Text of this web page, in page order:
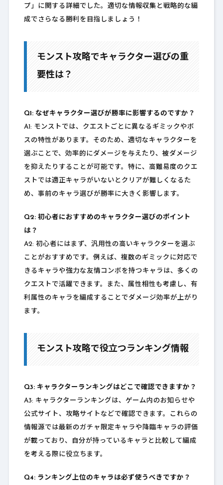
プ」に関する詳細でした。適切な情報収集と戦略的な編
成でさらなる勝利を目指しましょう！
モンスト攻略でキャラクター選びの重
要性は？
Q1: なぜキャラクター選びが勝率に影響するのですか？
A1: モンストでは、クエストごとに異なるギミックやボ
スの特性があります。そのため、適切なキャラクターを
選ぶことで、効率的にダメージを与えたり、被ダメージ
を抑えたりすることが可能です。特に、高難易度のクエ
ストでは適正キャラがいないとクリアが難しくなるた
め、事前のキャラ選びが勝率に大きく影響します。
Q2: 初心者におすすめのキャラクター選びのポイント
は？
A2: 初心者にはまず、汎用性の高いキャラクターを選ぶ
ことがおすすめです。例えば、複数のギミックに対応で
きるキャラや強力な友情コンボを持つキャラは、多くの
クエストで活躍できます。また、属性相性も考慮し、有
利属性のキャラを編成することでダメージ効率が上がり
ます。
モンスト攻略で役立つランキング情報
Q3: キャラクターランキングはどこで確認できますか？
A3: キャラクターランキングは、ゲーム内のお知らせや
公式サイト、攻略サイトなどで確認できます。これらの
情報源では最新のガチャ限定キャラや降臨キャラの評価
が載っており、自分が持っているキャラと比較して編成
を考える際に役立ちます。
Q4: ランキング上位のキャラは必ず使うべきですか？